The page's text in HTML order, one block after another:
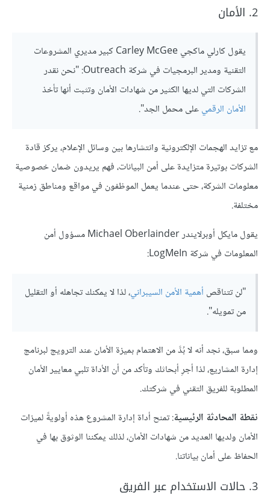
2. الأمان
يقول كارلي ماكجي Carley McGee كبير مديري المشروعات
التقنية ومدير البرمجيات في شركة Outreach: "نحن نقدر
الشركات التي لديها الكثير من شهادات الأمان وتثبت أنها تأخذ
الأمان الرقميعلى محمل الجد".
مع تزايد الهجمات الإلكترونية وانتشارها بين وسائل الإعلام، يركز قادة
الشركات بوتيرة متزايدة على أمن البيانات، فهم يريدون ضمان خصوصية
معلومات الشركة، حتى عندما يعمل الموظفون في مواقع ومناطق زمنية
مختلفة.
يقول مايكل أوبرلايندر Michael Oberlainder مسؤول أمن
المعلومات في شركة LogMeIn:
"لن تتناقص أهمية الأمن السيبراني، لذا لا يمكنك تجاهله أو التقليل
من تمويله".
ومما سبق، نجد أنه لا بُدَّ من الاهتمام بميزة الأمان عند الترويج لبرنامج
إدارة المشاريع، لذا أجرِ أبحاثك وتأكد من أن الأداة تلبي معايير الأمان
المطلوبة للفريق التقني في شركتك.
نقطة المحادثة الرئيسية: تمنح أداة إدارة المشروع هذه أولويةً لميزات
الأمان ولديها العديد من شهادات الأمان، لذلك يمكننا الوثوق بها في
الحفاظ على أمان بياناتنا.
3. حالات الاستخدام عبر الفريق